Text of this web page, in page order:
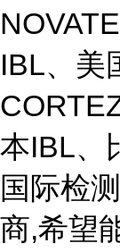
IBL、美
本IBL、
国际检
商,希望